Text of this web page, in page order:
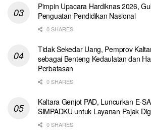
Pimpin Upacara Hardiknas 2026,
Penguatan Pendidikan Nasional
0 SHARES
Tidak Sekedar Uang, Pemprov
sebagai Benteng Kedaulatan dan
Perbatasan
0 SHARES
Kaltara Genjot PAD, Luncurkan E-
SIMPADKU untuk Layanan Pajak
0 SHARES